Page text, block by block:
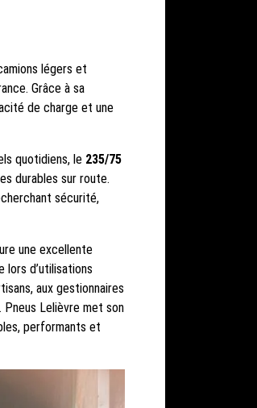
légers et
Grâce à sa
de charge et une
quotidiens, le 235/75
durables sur route.
sécurité,
une excellente
lors d’utilisations
aux gestionnaires
Lelièvre met son
performants et